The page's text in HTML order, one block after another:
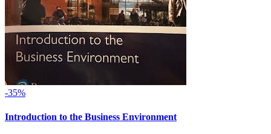
-35%
Introduction to the Business Environment